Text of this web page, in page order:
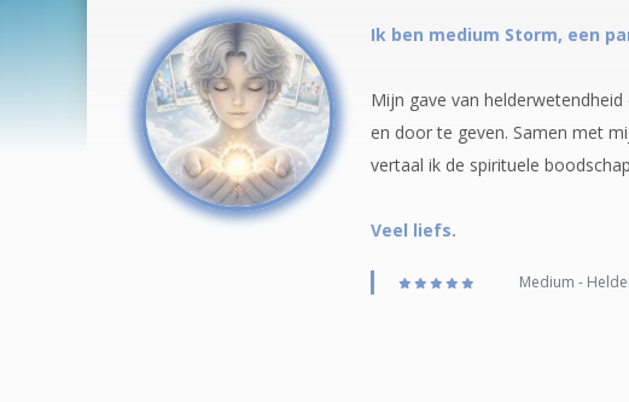
Ik ben medium Storm, een
Mijn gave van
en door te geven. Samen met
vertaal ik de spirituele
Veel liefs.
Medium -